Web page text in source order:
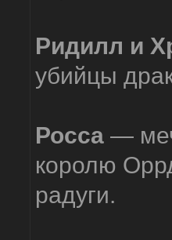
Ридилл и
убийцы
Росса —
королю
радуги.